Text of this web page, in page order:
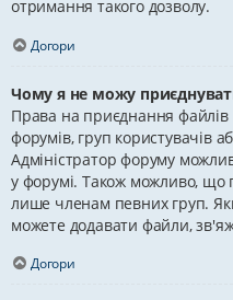
отримання такого дозволу.
Догори
Чому я не можу
Права на приєднання файлів
форумів, груп користувачів
Адміністратор форуму
у форумі. Також можливо, що
лише членам певних груп.
можете додавати файли,
Догори